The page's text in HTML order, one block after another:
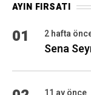
AYIN FIRSATI
01 2 hafta
Sena